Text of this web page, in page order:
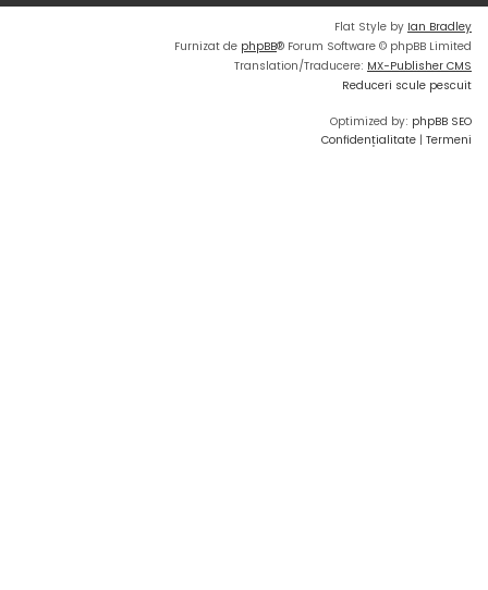
Flat Style by Ian Bradley
Furnizat de phpBB® Forum Software © phpBB Limited
Translation/Traducere: MX-Publisher CMS
Reduceri scule pescuit
Optimized by: phpBB SEO
Confidențialitate | Termeni